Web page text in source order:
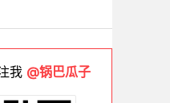
我 @锅巴瓜子